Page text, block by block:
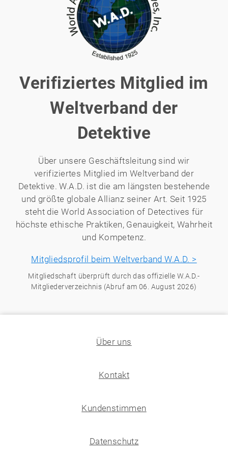
Verifiziertes Mitglied im
Weltverband der
Detektive
Über unsere Geschäftsleitung sind wir
verifiziertes Mitglied im Weltverband der
Detektive. W.A.D. ist die am längsten bestehende
und größte globale Allianz seiner Art. Seit 1925
steht die World Association of Detectives für
höchste ethische Praktiken, Genauigkeit, Wahrheit
und Kompetenz.
Mitgliedsprofil beim Weltverband W.A.D. >
Mitgliedschaft überprüft durch das offizielle W.A.D.-
Mitgliederverzeichnis (Abruf am 06. August 2026)
Über uns
Kontakt
Kundenstimmen
Datenschutz